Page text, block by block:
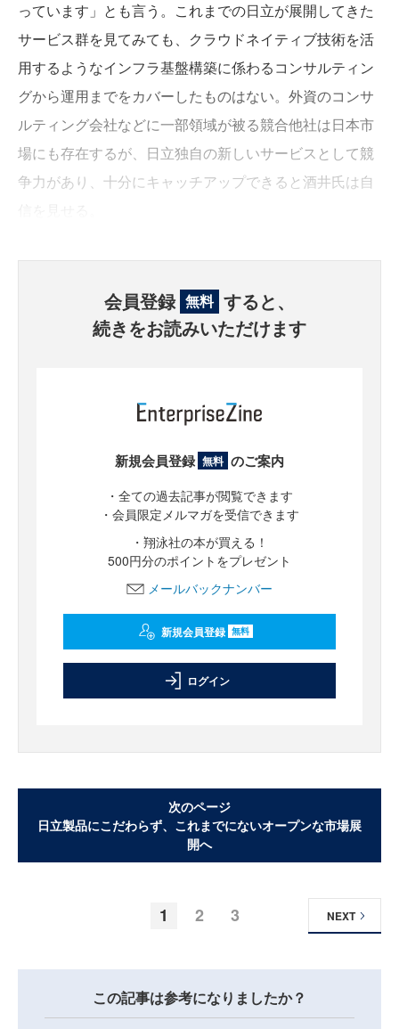
っています」とも言う。これまでの日立が展開してきた
サービス群を見てみても、クラウドネイティブ技術を活
用するようなインフラ基盤構築に係わるコンサルティン
グから運用までをカバーしたものはない。外資のコンサ
ルティング会社などに一部領域が被る競合他社は日本市
場にも存在するが、日立独自の新しいサービスとして競
争力があり、十分にキャッチアップできると酒井氏は自
会員登録 無料 すると、
続きをお読みいただけます
新規会員登録 無料 のご案内
・全ての過去記事が閲覧できます
・会員限定メルマガを受信できます
・翔泳社の本が買える！
500円分のポイントをプレゼント
メールバックナンバー
新規会員登録 無料
ログイン
次のページ
日立製品にこだわらず、これまでにないオープンな市場展
開へ
1 2 3 NEXT
この記事は参考になりましたか？